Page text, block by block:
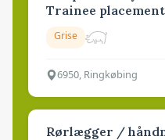
Trainee
Grise
6950, Ringkøbing
Rørlægger /